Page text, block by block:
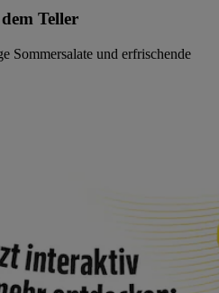
Teller
Sommersalate und erfrischende